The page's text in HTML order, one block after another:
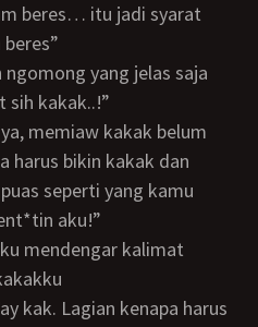
beres… itu jadi syarat
kakak..!”
harus bikin kakak dan
seperti yang kamu
aku!”